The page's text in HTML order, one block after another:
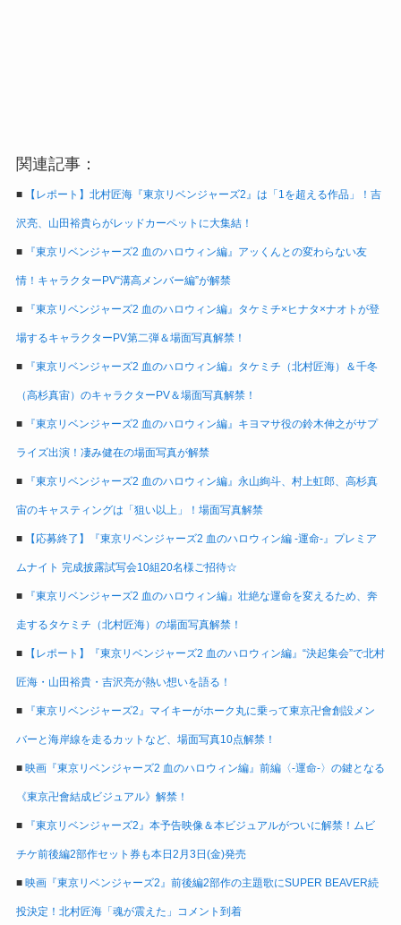
関連記事：
■ 【レポート】北村匠海『東京リベンジャーズ2』は「1を超える作品」！吉
沢亮、山田裕貴らがレッドカーペットに大集結！
■ 『東京リベンジャーズ2 血のハロウィン編』アッくんとの変わらない友
情！キャラクターPV“溝高メンバー編”が解禁
■ 『東京リベンジャーズ2 血のハロウィン編』タケミチ×ヒナタ×ナオトが登
場するキャラクターPV第二弾＆場面写真解禁！
■ 『東京リベンジャーズ2 血のハロウィン編』タケミチ（北村匠海）＆千冬
（高杉真宙）のキャラクターPV＆場面写真解禁！
■ 『東京リベンジャーズ2 血のハロウィン編』キヨマサ役の鈴木伸之がサプ
ライズ出演！凄み健在の場面写真が解禁
■ 『東京リベンジャーズ2 血のハロウィン編』永山絢斗、村上虹郎、高杉真
宙のキャスティングは「狙い以上」！場面写真解禁
■ 【応募終了】『東京リベンジャーズ2 血のハロウィン編 -運命-』プレミア
ムナイト 完成披露試写会10組20名様ご招待☆
■ 『東京リベンジャーズ2 血のハロウィン編』壮絶な運命を変えるため、奔
走するタケミチ（北村匠海）の場面写真解禁！
■ 【レポート】『東京リベンジャーズ2 血のハロウィン編』“決起集会”で北村
匠海・山田裕貴・吉沢亮が熱い想いを語る！
■ 『東京リベンジャーズ2』マイキーがホーク丸に乗って東京卍會創設メン
バーと海岸線を走るカットなど、場面写真10点解禁！
■ 映画『東京リベンジャーズ2 血のハロウィン編』前編〈-運命-〉の鍵となる
《東京卍會結成ビジュアル》解禁！
■ 『東京リベンジャーズ2』本予告映像＆本ビジュアルがついに解禁！ムビ
チケ前後編2部作セット券も本日2月3日(金)発売
■ 映画『東京リベンジャーズ2』前後編2部作の主題歌にSUPER BEAVER続
投決定！北村匠海「魂が震えた」コメント到着